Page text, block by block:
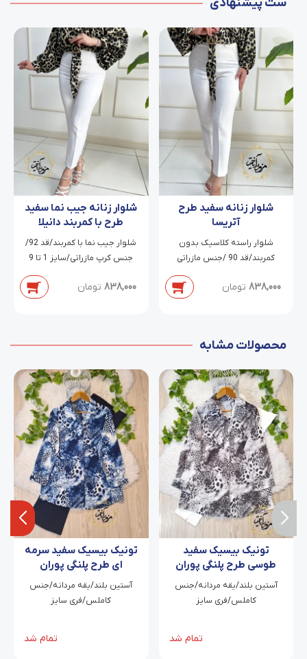
شلوار زنانه سفید طرح
آتریسا
شلوار راسته کلاسیک بدون
کمربند/قد 90 /جنس مازراتی
838,000 تومان
شلوار زنانه جیب نما سفید
طرح با کمربند دانیلا
شلوار جیب نما با کمربند/قد 92/
جنس کرپ مازراتی/سایز 1 تا 9
838,000 تومان
محصولات مشابه
تونیک بیسیک سفید
طوسی طرح پلنگی پوران
آستین بلند/یقه مردانه/جنس
کاملس/فری سایز
تمام شد
تونیک بیسیک سفید سرمه
ای طرح پلنگی پوران
آستین بلند/یقه مردانه/جنس
کاملس/فری سایز
تمام شد